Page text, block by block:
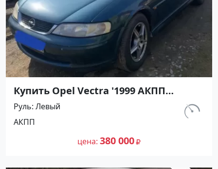
Купить Opel Vectra '1999 АКПП
(1600/115 л.с.) Бензин инжектор
Абинск цвет Зеленый Седан по цене
380000 рублей, объявление №26514
на сайте Авторынок23
Руль Левый
АКПП
цена 380 000